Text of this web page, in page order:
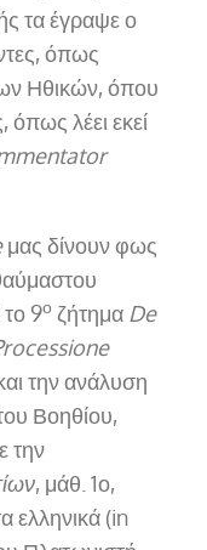
τα έγραψε ο
όπως
Ηθικών, όπου
όπως λέει εκεί
μας δίνουν φως
το 9ο ζήτημα De
την ανάλυση
Βοηθίου,
την
, μάθ. 1ο,
ελληνικά (in